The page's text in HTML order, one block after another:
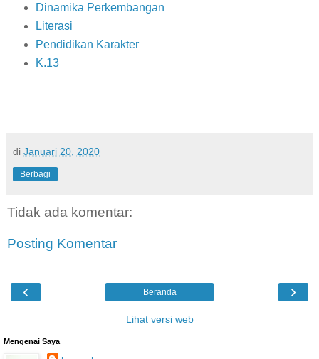
Dinamika Perkembangan
Literasi
Pendidikan Karakter
K.13
di Januari 20, 2020
Berbagi
Tidak ada komentar:
Posting Komentar
‹ ›
Beranda
Lihat versi web
Mengenai Saya